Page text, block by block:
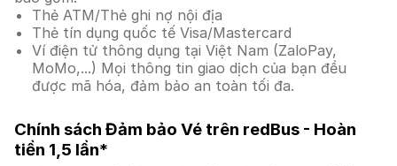
Thẻ ATM/Thẻ ghi nợ nội địa
Thẻ tín dụng quốc tế Visa/Mastercard
Ví điện tử thông dụng tại Việt Nam (ZaloPay,
MoMo,...) Mọi thông tin giao dịch của bạn đều
được mã hóa, đảm bảo an toàn tối đa.
Chính sách Đảm bảo Vé trên redBus - Hoàn
tiền 1,5 lần*